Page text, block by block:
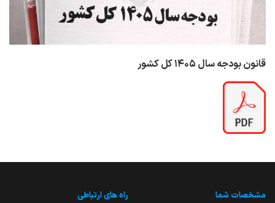
قانون بودجه سال ۱۴۰۵ کل کشور
مشخصات شما راه های ارتباطی